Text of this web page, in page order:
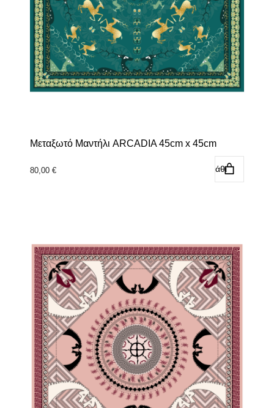
Μεταξωτό Μαντήλι ARCADIA 45cm x 45cm
80,00 € Προσθήκη στο καλάθι